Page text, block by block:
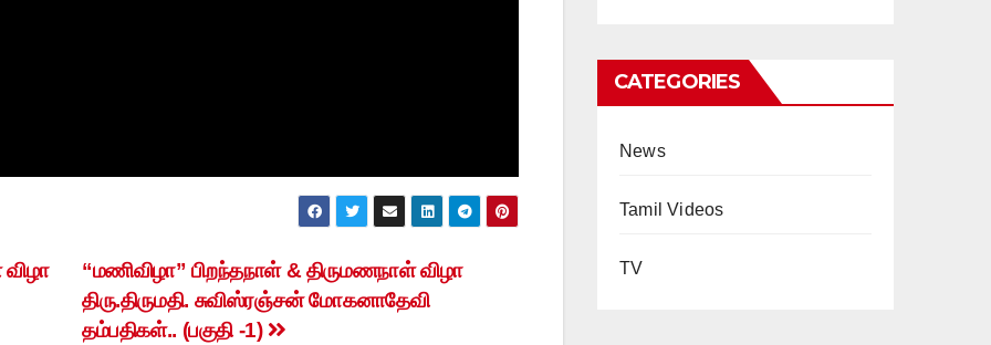
“மணிவிழா” பிறந்தநாள் & திருமணநாள் விழா
திரு.திருமதி. சுவிஸ்ரஞ்சன் மோகனாதேவி
தம்பதிகள்.. (பகுதி -1)
CATEGORIES
News
Tamil Videos
TV